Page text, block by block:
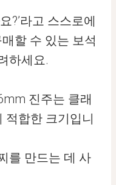
?’라고 스스로에
할 수 있는 보석
하세요.
진주는 클래
적합한 크기입니
를 만드는 데 사